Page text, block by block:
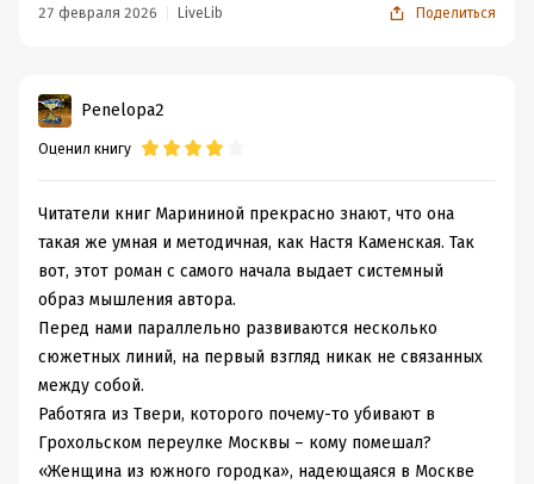
тем человеком, с которым прожила большую часть
история закручена так, что сам читатель до последнего
не может даже предположить, кто организатор
убийства известного старого врача.
персонаж оживает. Истории персонажей очень
увлекают. Через всю книгу проходит философия
наслаждения жизнью. Расследование преступления
увлекательно и с неожиданным финалом.
27 февраля 2026 LiveLib Поделиться
Penelopa2
Оценил книгу
Читатели книг Марининой прекрасно знают, что она
такая же умная и методичная, как Настя Каменская. Так
вот, этот роман с самого начала выдает системный
образ мышления автора.
Перед нами параллельно развиваются несколько
сюжетных линий, на первый взгляд никак не связанных
между собой.
Работяга из Твери, которого почему-то убивают в
Грохольском переулке Москвы – кому помешал?
«Женщина из южного городка», надеющаяся в Москве